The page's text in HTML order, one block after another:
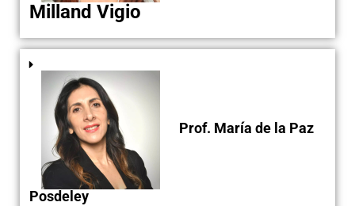
Milland Vigio
Prof. María de la Paz
Posdeley